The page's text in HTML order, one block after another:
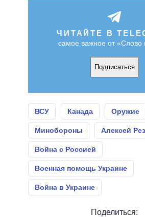
ЧИТАЙТЕ В
самое важное от «Слово
Подписаться
ВСУ Канада Оружие
Минобороны Алексей
Война с Россией
Военная помощь Украине
Война в Украине
Поделиться: